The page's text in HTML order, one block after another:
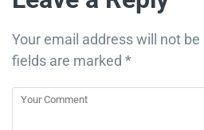
Your email address will not be
fields are marked *